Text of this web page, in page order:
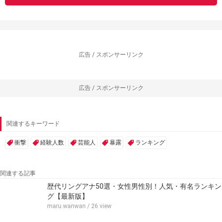
広告 / スポンサーリンク
広告 / スポンサーリンク
関連するキーワード
衝撃 経験人数 芸能人 暴露 ランキング
関連する記事
歴代リングアナ50選・女性男性別！人気・有名ランキン
グ【最新版】
maru.wanwan / 26 view